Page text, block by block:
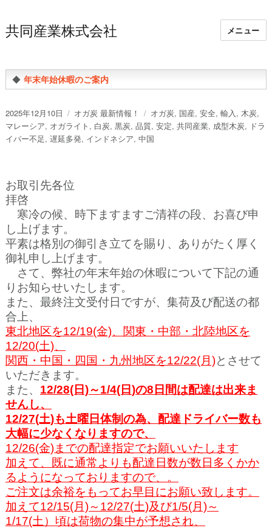
共同産業株式会社 メニュー
◆ 年末年始休暇のご案内
投
稿
日:
2025年12月10日
カ
テ
ゴ
オガ炭 最新情報！
タ
グ
オガ炭, 国産, 安全, 輸入 , 木炭,
マレーシア, オガライト , 白炭, 黒炭, 品質, 安定, 共同産業, 成型木炭, ドラ
イバー不足, 遅延多発, インドネシア, 中国
お取引先各位
拝啓
寒冷の候、時下ますますご清祥の段、お喜び申
し上げます。
平素は格別の御引き立てを賜り、ありがたく厚く
御礼申し上げます。
さて、弊社の年末年始の休暇について下記の通
りお知らせいたします。
また、最終注文受付日ですが、集荷及び配送の都
合上、
東北地区を12/19(金)、関東・中部・北陸地区を
12/20(土)、
関西・中国・四国・九州地区を12/22(月)とさせて
いただきます。
また、 12/28(日)～1/4(日)の8日間は配達は出来ま
せんし、
12/27(土)も土曜日体制の為、配達ドライバー数も
大幅に少なくなりますので、
12/26(金)までの配達指定でお願いいたします
加えて、既に通常よりも配達日数が数日多くかか
るようになっておりますので、。
ご注文は余裕を もってお早目にお願い致します。
加えて12/15(月)～12/27(土)及び1/5(月)～
1/17(土）頃は荷物の集中が予想され、